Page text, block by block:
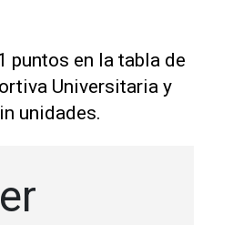
puntos en la tabla de
Universitaria y
unidades.